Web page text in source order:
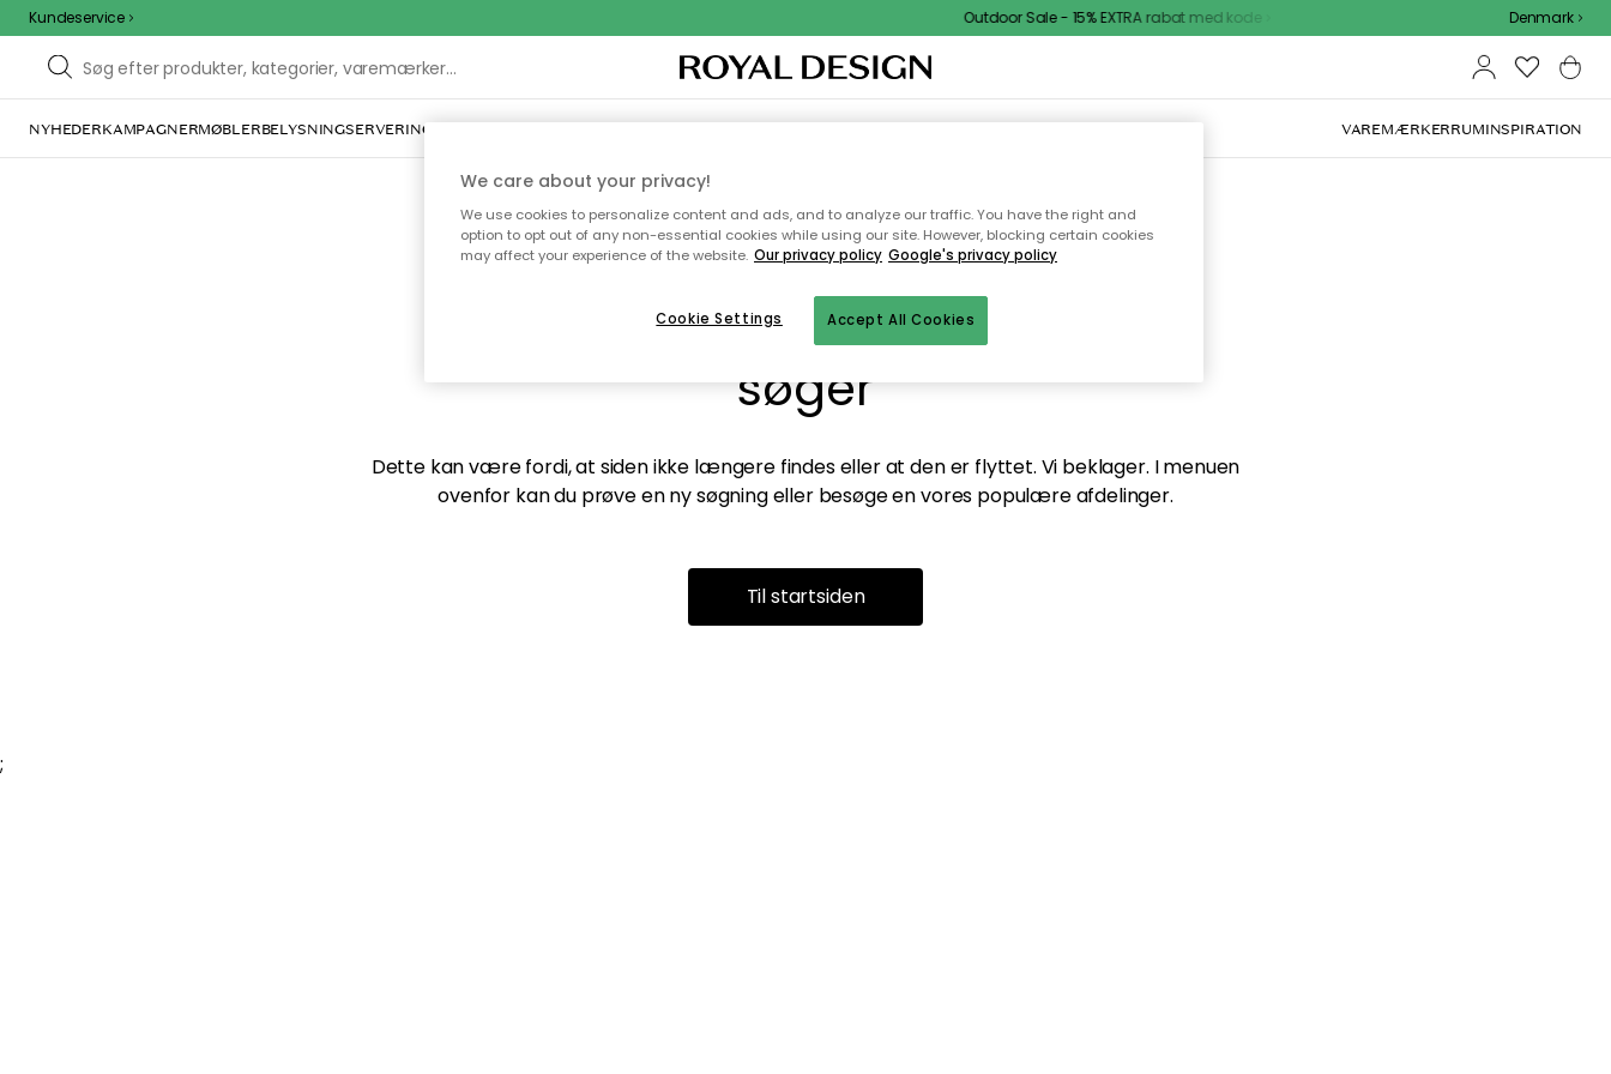
Kundeservice Outdoor Sale - 15% EXTRA rabat med kode Denmark
NYHEDERKAMPAGNERMØBLERBELYSNINGSERVERING INDRETNINGTEKSTIL & TÆPPERKØKKENETOPBEVARINGHAVEMØBLER VAREMÆRKERRUMINSPIRATION
Vi fandt desværre ikke siden du
søger
Dette kan være fordi, at siden ikke længere findes eller at den er flyttet. Vi beklager. I menuen
ovenfor kan du prøve en ny søgning eller besøge en vores populære afdelinger.
Til startsiden
;
We care about your privacy!
We use cookies to personalize content and ads, and to analyze our traffic. You have the right and
option to opt out of any non-essential cookies while using our site. However, blocking certain cookies
may affect your experience of the website. Our privacy policy Google's privacy policy
Accept All Cookies
Cookie Settings